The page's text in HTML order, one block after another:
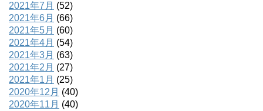
2021年7月 (52)
2021年6月 (66)
2021年5月 (60)
2021年4月 (54)
2021年3月 (63)
2021年2月 (27)
2021年1月 (25)
2020年12月 (40)
2020年11月 (40)